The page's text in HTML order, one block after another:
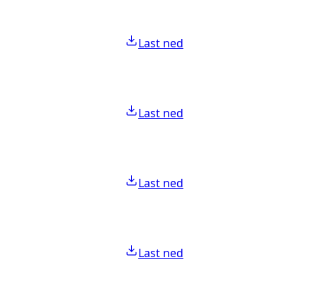
Last ned
Last ned
Last ned
Last ned